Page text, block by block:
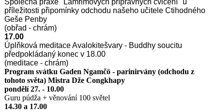
Společná praxe "Lamrimových přípravných cvičení" u
příležitosti připomínky odchodu našeho učitele Ctihodného
Geše Penby
(obřad - chrám)
17.00
Úplňková meditace Avalokitešvary - Buddhy soucitu
předpokládaný konec v 18.00
(meditace - chrám)
Program svátku Gaden Ngamčö - parinirvány (odchodu z
tohoto světa) Mistra Dže Congkhapy
pondělí 27. - 10.00
Guru púdža + věnování 100 světel
14.30 a 17.00